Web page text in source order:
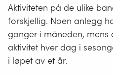
Aktiviteten på de ulike
forskjellig. Noen anlegg
ganger i måneden,
aktivitet hver dag i
i løpet av et år.